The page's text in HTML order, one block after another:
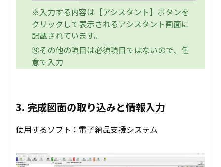
※入力する内容は［アシスタント］ボタンを
クリックして表示されるアシスタント画面に
記載されています。
⑨その他の項目は必須項目ではないので、任
意で入力
3. 完成図面の取り込みと情報入力
使用するソフト：電子納品支援システム